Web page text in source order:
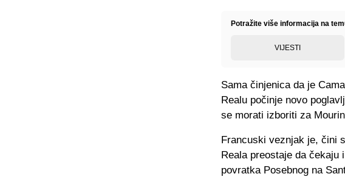
Potražite više informacija na
VIJESTI
Sama činjenica da je
Realu počinje novo
se morati izboriti za
Francuski veznjak je, čini
Reala preostaje da
povratka Posebnog na